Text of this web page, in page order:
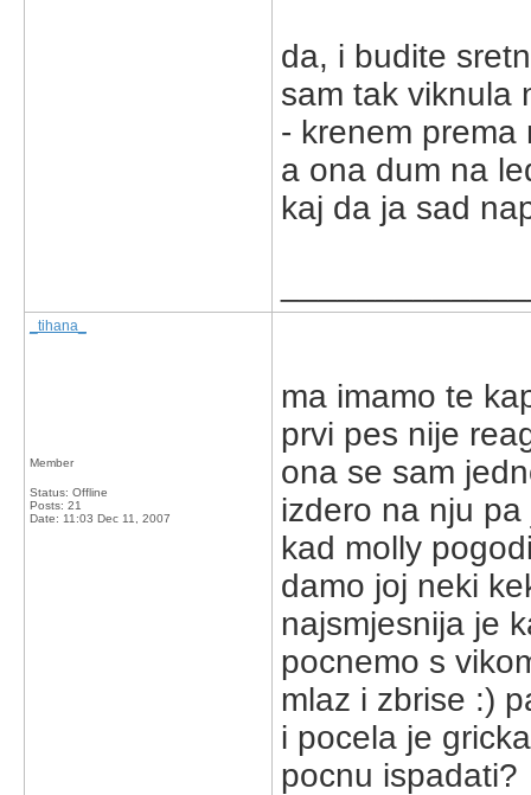
da, i budite
sam tak viknula
- krenem
a ona dum na
kaj da ja sad
_tihana_
Member
Status: Offline
Posts: 21
Date: 11:03 Dec 11, 2007
ma imamo te
prvi pes nije
ona se sam
izdero na nju
kad molly
damo joj neki
najsmjesnija je
pocnemo s
mlaz i zbrise :)
i pocela je
pocnu ispadati?